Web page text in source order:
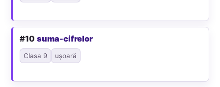
#10suma-cifrelor
Clasa 9 ușoară